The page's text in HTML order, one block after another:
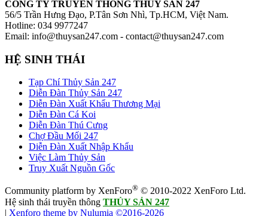
CÔNG TY TRUYỀN THÔNG THỦY SẢN 247
56/5 Trần Hưng Đạo, P.Tân Sơn Nhì, Tp.HCM, Việt Nam.
Hotline: 034 9977247
Email: info@thuysan247.com - contact@thuysan247.com
HỆ SINH THÁI
Tạp Chí Thủy Sản 247
Diễn Đàn Thủy Sản 247
Diễn Đàn Xuất Khẩu Thương Mại
Diễn Đàn Cá Koi
Diễn Đàn Thú Cưng
Chợ Đầu Mối 247
Diễn Đàn Xuất Nhập Khẩu
Việc Làm Thủy Sản
Truy Xuất Nguồn Gốc
Community platform by XenForo® © 2010-2022 XenForo Ltd.
Hệ sinh thái truyền thông THỦY SẢN 247
| Xenforo theme by Nulumia ©2016-2026